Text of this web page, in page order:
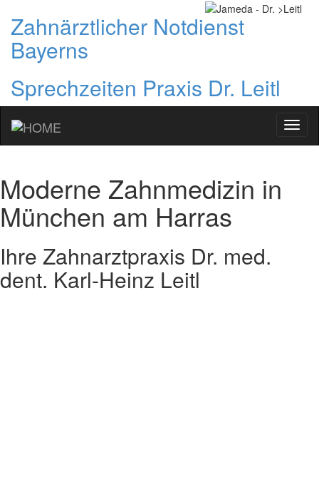
Zahnärztlicher Notdienst
Bayerns
Sprechzeiten Praxis Dr. Leitl
Ihr
Moderne Zahnmedizin in
München am Harras
Ihre Zahnarztpraxis Dr. med.
dent. Karl-Heinz Leitl